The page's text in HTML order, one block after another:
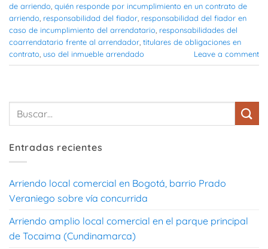
de arriendo quién responde por incumplimiento en un contrato de
arriendo responsabilidad del fiador responsabilidad del fiador en
caso de incumplimiento del arrendatario responsabilidades del
coarrendatario frente al arrendador titulares de obligaciones en
contrato uso del inmueble arrendado Leave a comment
Entradas recientes
Arriendo local comercial en Bogotá, barrio Prado
Veraniego sobre vía concurrida
Arriendo amplio local comercial en el parque principal
de Tocaima (Cundinamarca)